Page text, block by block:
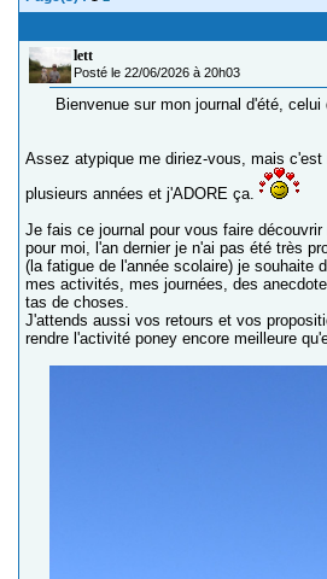
lett
Posté le 22/06/2026 à 20h03
Bienvenue sur mon journal d'été,
Assez atypique me diriez-vous, mais c'est
plusieurs années et j'ADORE ça.
Je fais ce journal pour vous faire
pour moi, l'an dernier je n'ai pas été très
(la fatigue de l'année scolaire) je souhaite
mes activités, mes journées, des
tas de choses.
J'attends aussi vos retours et vos
rendre l'activité poney encore meilleure